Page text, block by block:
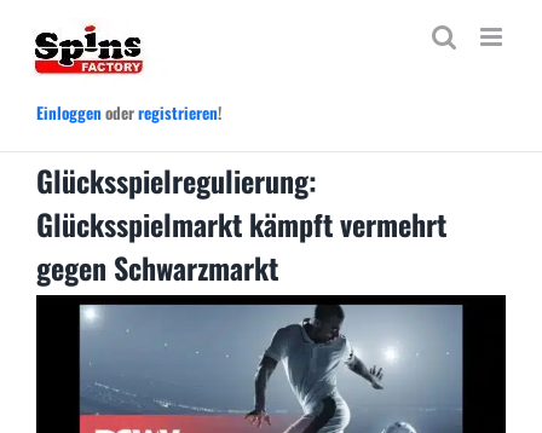
Inhalt
springen
Einloggenoderregistrieren!
Glücksspielregulierung:
Glücksspielmarkt kämpft vermehrt
gegen Schwarzmarkt